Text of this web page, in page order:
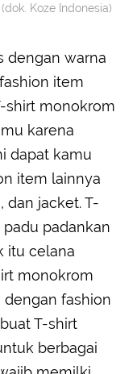
Koze Indonesia)
dengan warna
item
shirt monokrom
karena
dapat kamu
item lainnya
dan jacket. T-
padankan
itu celana
monokrom
fashion
T-shirt
berbagai